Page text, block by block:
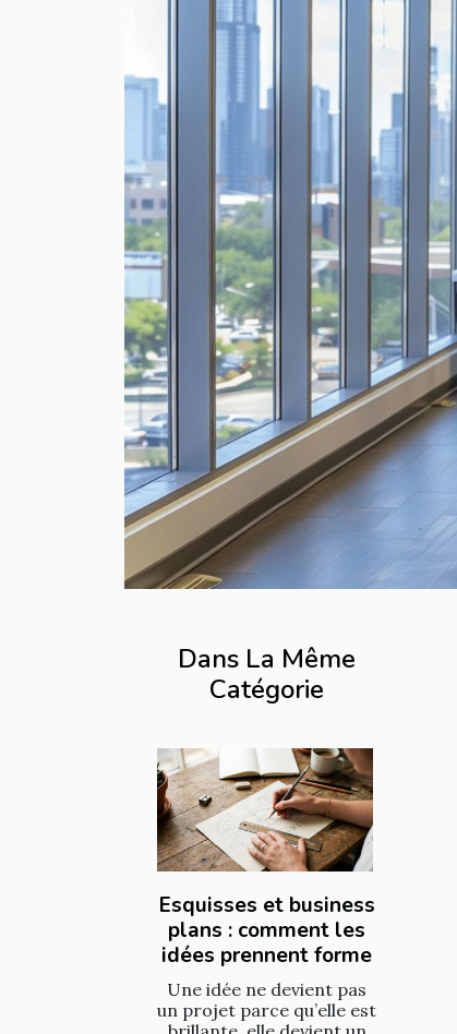
Dans La Même
Catégorie
Esquisses et business
plans : comment les
idées prennent forme
Une idée ne devient pas
un projet parce qu’elle est